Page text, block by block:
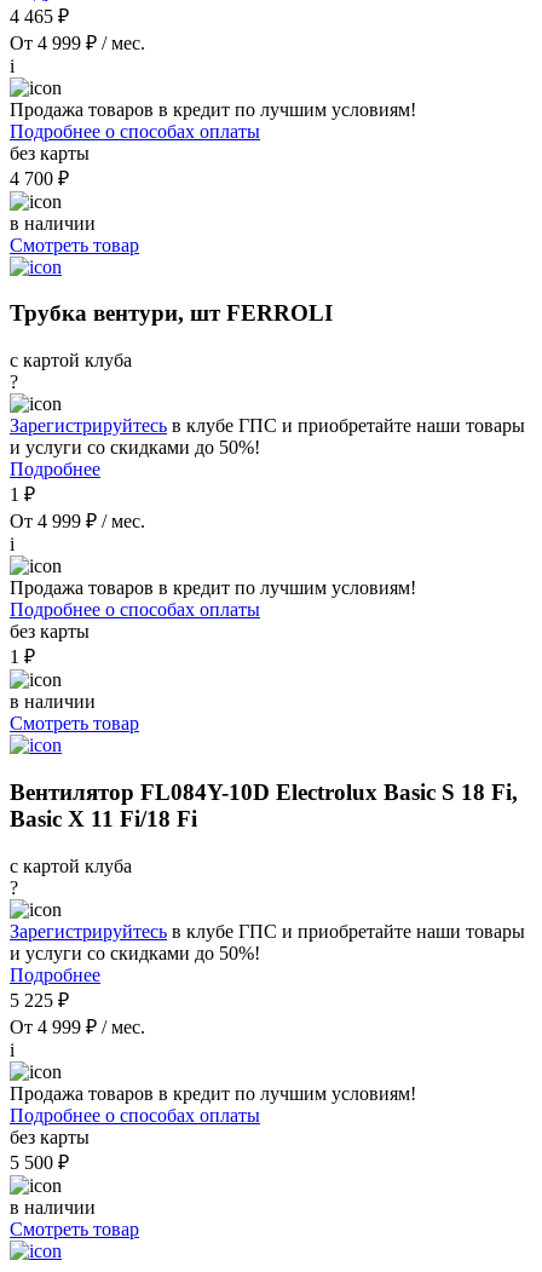
4 465 ₽
От 4 999 ₽ / мес.
i
Продажа товаров в кредит по лучшим условиям!
Подробнее о способах оплаты
без карты
4 700 ₽
в наличии
Смотреть товар
Трубка вентури, шт FERROLI
с картой клуба
?
Зарегистрируйтесь в клубе ГПС и приобретайте наши товары
и услуги со скидками до 50%!
Подробнее
1 ₽
От 4 999 ₽ / мес.
i
Продажа товаров в кредит по лучшим условиям!
Подробнее о способах оплаты
без карты
1 ₽
в наличии
Смотреть товар
Вентилятор FL084Y-10D Electrolux Basic S 18 Fi,
Basic X 11 Fi/18 Fi
с картой клуба
?
Зарегистрируйтесь в клубе ГПС и приобретайте наши товары
и услуги со скидками до 50%!
Подробнее
5 225 ₽
От 4 999 ₽ / мес.
i
Продажа товаров в кредит по лучшим условиям!
Подробнее о способах оплаты
без карты
5 500 ₽
в наличии
Смотреть товар